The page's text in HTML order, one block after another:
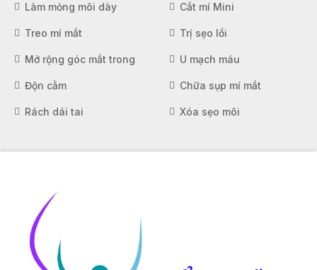
Làm mỏng môi dày Cắt mí Mini
Treo mí mắt Trị sẹo lồi
Mở rộng góc mắt trong U mạch máu
Độn cằm Chữa sụp mí mắt
Rách dái tai Xóa sẹo môi